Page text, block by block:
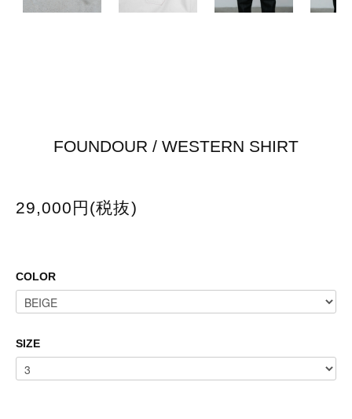
FOUNDOUR / WESTERN SHIRT
29,000円(税抜)
COLOR
SIZE